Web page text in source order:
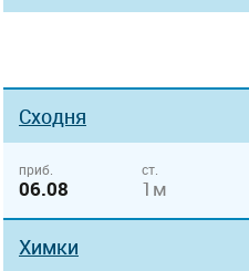
Сходня
приб.
06.08
ст.
1м
Химки